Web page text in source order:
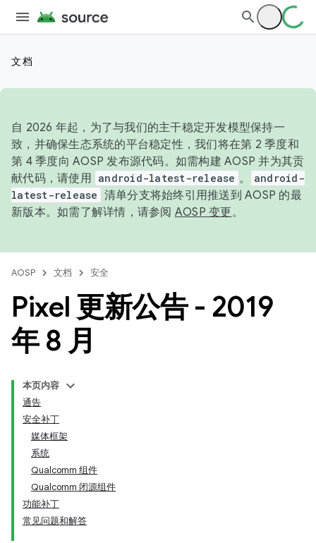
文档
自 2026 年起，为了与我们的主干稳定开发模型保持一
致，并确保生态系统的平台稳定性，我们将在第 2 季度和
第 4 季度向 AOSP 发布源代码。如需构建 AOSP 并为其贡
献代码，请使用 android-latest-release 。
android-
latest-release 清单分支将始终引用推送到 AOSP 的最
新版本。如需了解详情，请参阅 AOSP 变更。
AOSP 文档 安全
Pixel 更新公告 - 2019
年 8 月
本页内容
通告
安全补丁
媒体框架
系统
Qualcomm 组件
Qualcomm 闭源组件
功能补丁
常见问题和解答